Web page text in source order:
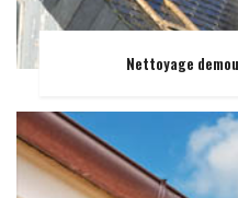
Nettoyage